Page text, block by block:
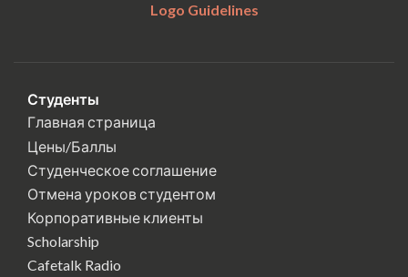
Logo Guidelines
Студенты
Главная страница
Цены/Баллы
Студенческое соглашение
Отмена уроков студентом
Корпоративные клиенты
Scholarship
Cafetalk Radio